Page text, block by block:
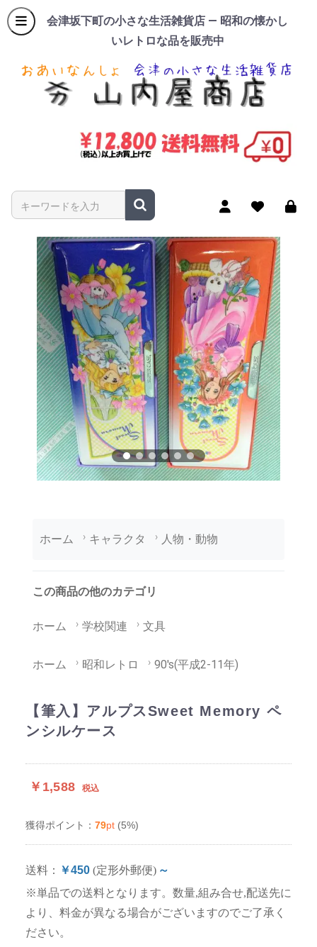
会津坂下町の小さな生活雑貨店 — 昭和の懐かし
いレトロな品を販売中
商品名やキーワードを入力
ホーム キャラクタ 人物・動物
この商品の他のカテゴリ
ホーム 学校関連 文具
ホーム 昭和レトロ 90's(平成2-11年)
【筆入】アルプスSweet Memory ペ
ンシルケース
￥1,588 税込
獲得ポイント： 79pt (5%)
送料： ￥450 (定形外郵便) ～
※単品での送料となります。数量,組み合せ,配送先に
より、料金が異なる場合がございますのでご了承く
ださい。